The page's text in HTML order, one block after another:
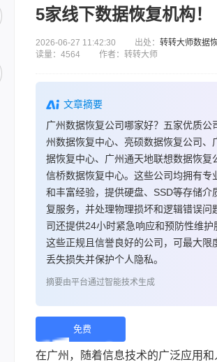
5家线下数据恢复机构！
2026-06-27 11:42:30 出处： 转转大师数据
读量：4564 作者：转转大师
文章摘要
广州数据恢复公司哪家好？五家优质公
州数据恢复中心、亮硕数据恢复公司、
据恢复中心、广州通天地联想数据恢复
信桥数据恢复中心。这些公司均拥有专
和丰富经验，提供硬盘、SSD等存储介
复服务，并处理物理损坏和逻辑错误问
司还提供24小时紧急响应和预防性维护
这些正规且信誉良好的公司，可最大限
丢失损失并保护个人隐私。
摘要由平台通过智能技术生成
免费
下
在广州，随着信息技术的广泛应用